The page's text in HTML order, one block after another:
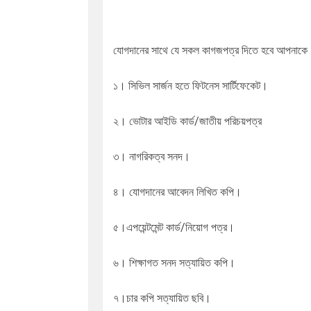
যোগদানের সাথে যে সকল কাগজপত্র দিতে হবে
১। সিভিল সার্জন হতে ফিটনেস সার্টিফেকেট।
২। ভোটার আইডি কার্ড/জাতীয় পরিচয়পত্র
৩। নাগরিকত্ব সনদ।
৪। যোগদানের আবেদন লিখিত কপি।
৫।এপয়েন্টমেন্ট কার্ড/নিয়োগ পত্র।
৬। শিক্ষাগত সনদ সত্যায়িত কপি।
৭।চার কপি সত্যায়িত ছবি।